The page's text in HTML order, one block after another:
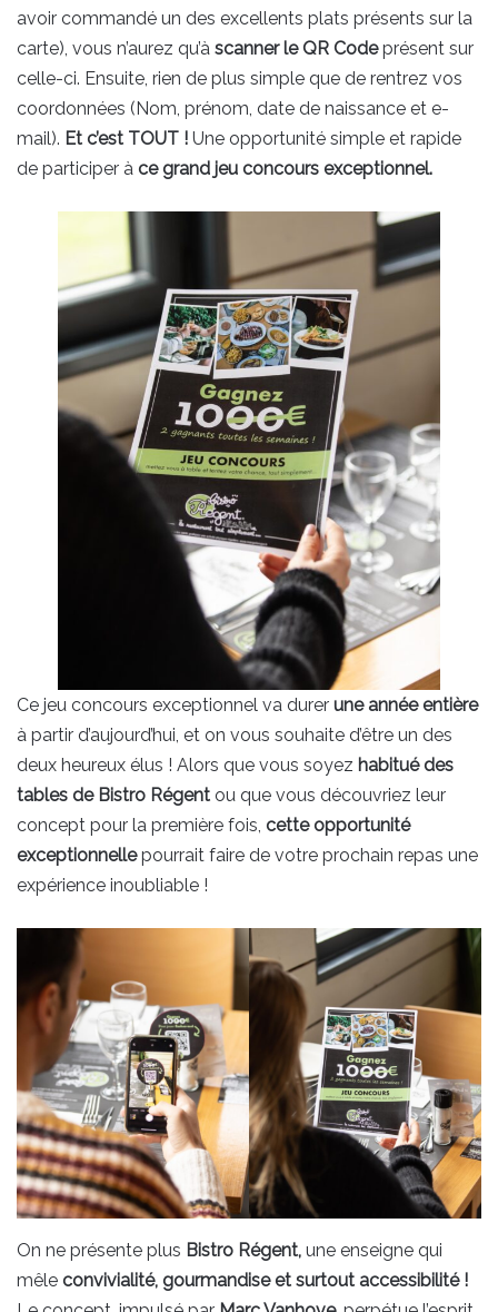
avoir commandé un des excellents plats présents sur la
carte), vous n’aurez qu’à scanner le QR Codeprésent sur
celle-ci. Ensuite, rien de plus simple que de rentrez vos
coordonnées (Nom, prénom, date de naissance et e-
mail). Et c’est TOUT ! Une opportunité simple et rapide
de participer à ce grand jeu concours exceptionnel.
Ce jeu concours exceptionnel va durer une année entière
à partir d’aujourd’hui, et on vous souhaite d’être un des
deux heureux élus ! Alors que vous soyez habitué des
tables de Bistro Régent ou que vous découvriez leur
concept pour la première fois, cette opportunité
exceptionnellepourrait faire de votre prochain repas une
expérience inoubliable !
On ne présente plus Bistro Régent, une enseigne qui
mêle convivialité, gourmandise et surtout accessibilité !